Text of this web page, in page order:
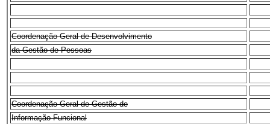
Coordenação-Geral de Desenvolvimento
da Gestão de Pessoas
Coordenação-Geral de Gestão de
Informação Funcional